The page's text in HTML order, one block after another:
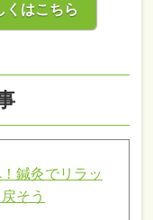
くはこちら
鍼灸でリラッ
そう